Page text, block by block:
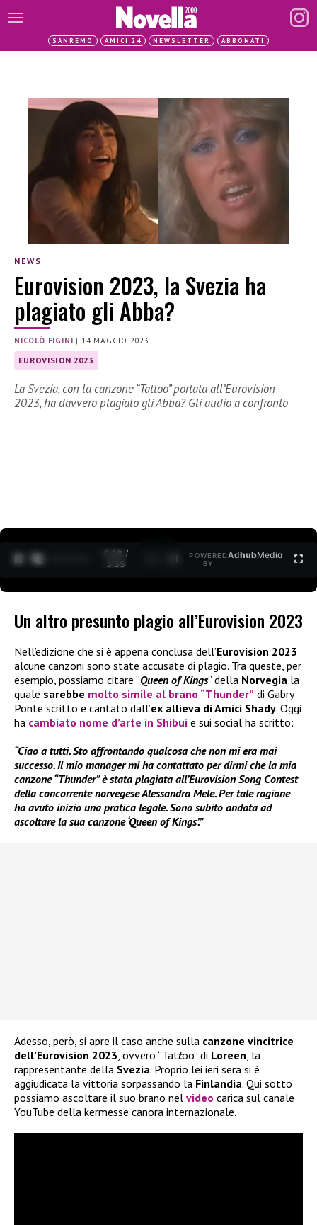
SANREMO AMICI 24 NEWSLETTER ABBONATI
NEWS
Eurovision 2023, la Svezia ha
plagiato gli Abba?
NICOLÒ FIGINI | 14 MAGGIO 2023
EUROVISION 2023
La Svezia, con la canzone “Tattoo” portata all’Eurovision
2023, ha davvero plagiato gli Abba? Gli audio a confronto
0:29 /
3:35
POWERED
BY
AdhubMedia
Un altro presunto plagio all’Eurovision 2023
Nell’edizione che si è appena conclusa dell’Eurovision 2023
alcune canzoni sono state accusate di plagio. Tra queste, per
esempio, possiamo citare “Queen of Kings” della Norvegia la
quale sarebbe molto simile al brano “Thunder” di Gabry
Ponte scritto e cantato dall’ex allieva di Amici Shady. Oggi
ha cambiato nome d’arte in Shibui e sui social ha scritto:
“Ciao a tutti. Sto affrontando qualcosa che non mi era mai
successo. Il mio manager mi ha contattato per dirmi che la mia
canzone “Thunder” è stata plagiata all’Eurovision Song Contest
della concorrente norvegese Alessandra Mele. Per tale ragione
ha avuto inizio una pratica legale. Sono subito andata ad
ascoltare la sua canzone ‘Queen of Kings’.”
Adesso, però, si apre il caso anche sulla canzone vincitrice
dell’Eurovision 2023, ovvero “Tattoo” di Loreen, la
rappresentante della Svezia. Proprio lei ieri sera si è
aggiudicata la vittoria sorpassando la Finlandia. Qui sotto
possiamo ascoltare il suo brano nel video carica sul canale
YouTube della kermesse canora internazionale.